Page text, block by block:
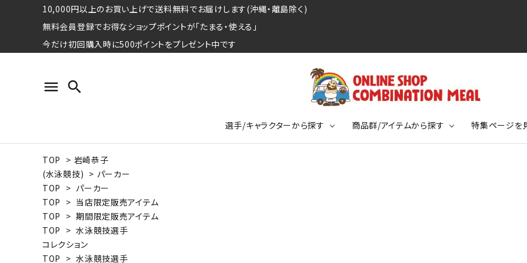
10,000円以上のお買い上げで送料無料でお届けします(沖縄・離島除く)
無料会員登録でお得なショップポイントが「たまる・使える」
今だけ初回購入時に500ポイントをプレゼント中です
menu search
選手/キャラクターから探す
プロ野球選手コレクション
日本プロサッカー選手会シリーズ
水泳競技選手コレクション
商品群/アイテムから探す
Tシャツ
パーカー
期間限定販売アイテム
特集ページを
特集ページ
ウォーレン･クロマティ
特集ページ
競走馬コレクション
TOP > 岩崎恭子
(水泳競技) > パーカー
TOP > パーカー
TOP > 当店限定販売アイテム
TOP > 期間限定販売アイテム
TOP > 水泳競技選手
コレクション
TOP > 水泳競技選手